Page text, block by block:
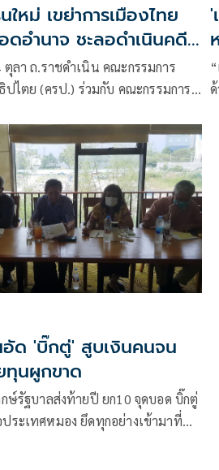
ใหม่ เขย่าการเมืองไทย
อำนาจ ชะลอดำเนินคดี
ลา ถ.ราชดำเนิน คณะกรรมการ
ไตย (ครป.) ร่วมกับ คณะกรรมการ
ม
'
ด 'บิ๊กตู่' สูบเงินคนจน
ทุนผูกขาด
ษ์รัฐบาลส่งท้ายปี ยก10 จุดบอด บิ๊กตู่
ระเทศหมอง ยึดทุกอย่างเข้ามาที่